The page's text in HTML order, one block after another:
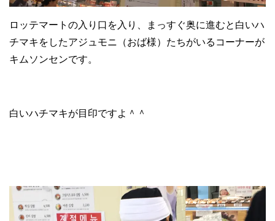
ロッテマートの入り口を入り、まっすぐ奥に進むと白いハ
チマキをしたアジュモニ（おば様）たちがいるコーナーが
キムソンセンです。
白いハチマキが目印ですよ＾＾